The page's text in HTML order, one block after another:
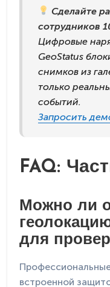
Сделайте
сотрудников
Цифровые
GeoStatus
снимков из
только
событий.
Запросить
FAQ:
Можно ли
для
встроенной